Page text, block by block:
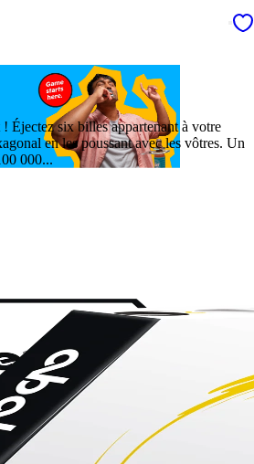
Éjectez six billes appartenant à votre
en les poussant avec les vôtres. Un
000...